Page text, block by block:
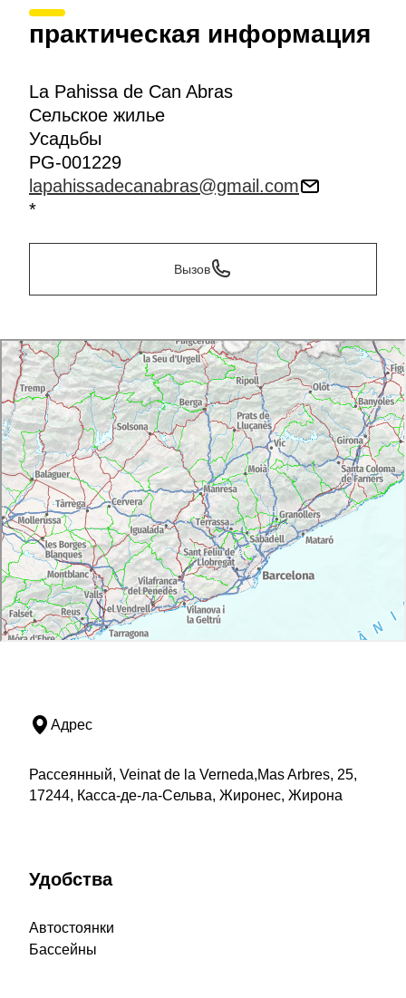
практическая информация
La Pahissa de Can Abras
Сельское жилье
Усадьбы
PG-001229
lapahissadecanabras@gmail.com
*
Вызов
Адрес
Рассеянный, Veinat de la Verneda,Mas Arbres, 25,
17244, Касса-де-ла-Сельва, Жиронес, Жирона
Удобства
Автостоянки
Бассейны